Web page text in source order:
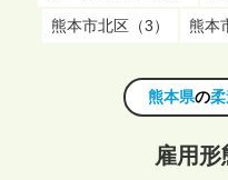
熊本市北区（3）
熊本
熊本県の
雇用形